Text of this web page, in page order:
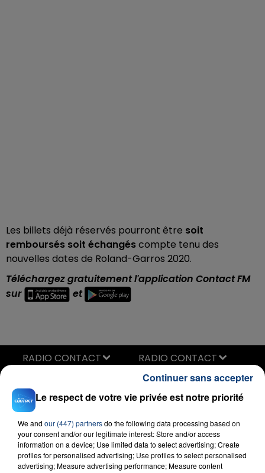
Les billets déjà réservés pourront être soit
remboursés soit échangéscompte tenu des
nouvelles dates de Roland-Garros 2020.
Téléchargez gratuitement l'application Contact FM
sur
et
Taki Taki
DJ SNAKE FEAT. SELENA GOMEZ &
OZUNA & CARDI B
RADIO CONTACT
Le respect de votre vie privée est notre priorité
We and our (447) partnersdo the following data processing based on
your consent and/or our legitimate interest: Store and/or access
information on a device; Use limited data to select advertising; Create
profiles for personalised advertising; Use profiles to select personalised
advertising; Measure advertising performance; Measure content
Continuer sans accepter